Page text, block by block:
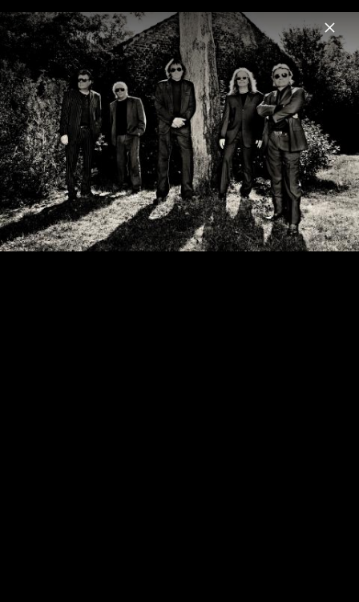
Menu
Puhdys
Home News Musik Videos Fotos Biografie
Pressebilder 2012